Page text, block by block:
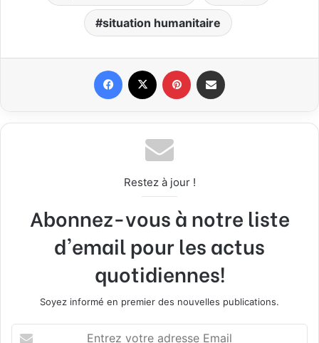
situation humanitaire
Restez à jour !
Abonnez-vous à notre liste
d'email pour les actus
quotidiennes!
Soyez informé en premier des nouvelles publications.